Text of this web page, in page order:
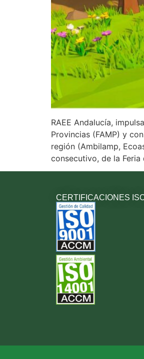
RAEE Andalucía,
Provincias (FAMP) y
región (Ambilamp,
consecutivo, de la
CERTIFICACIONES